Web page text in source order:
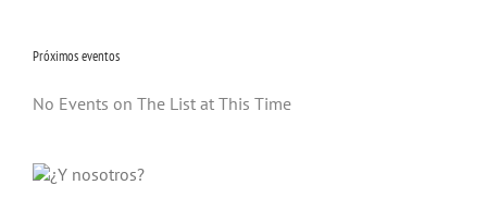
Próximos eventos
No Events on The List at This Time